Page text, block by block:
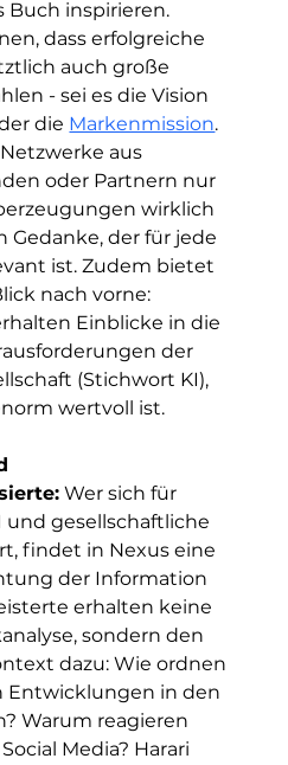
Buch inspirieren.
dass erfolgreiche
auch große
- sei es die Vision
die Markenmission.
aus
oder Partnern nur
wirklich
Gedanke, der für jede
ist. Zudem bietet
nach vorne:
Einblicke in die
der
(Stichwort KI),
wertvoll ist.
Wer sich für
und gesellschaftliche
findet in Nexus eine
der Information
erhalten keine
sondern den
dazu: Wie ordnen
Entwicklungen in den
Warum reagieren
Media? Harari